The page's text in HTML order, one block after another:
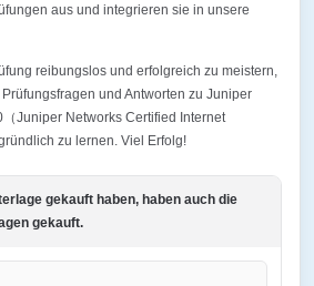
aus und integrieren sie in unsere
reibungslos und erfolgreich zu meistern,
und Antworten zu Juniper
Juniper Networks Certified Internet
zu lernen. Viel Erfolg!
gekauft haben, haben auch die
gekauft.